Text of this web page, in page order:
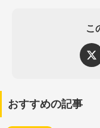
こ
おすすめの記事